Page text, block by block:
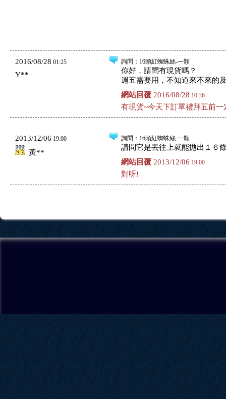
2016/08/28 01:25
Y**
詢問 ：16頭紅蜘蛛絲-一顆
你好，請問有現貨嗎？
週五需要用，不知道來不來的
網站回覆 2016/08/28 10:36
有現貨~今天下訂單禮拜五前一
2013/12/06 19:00
黃**
詢問 ：16頭紅蜘蛛絲-一顆
請問它是丟往上就能拋出１６
網站回覆 2013/12/06 19:00
對呀!